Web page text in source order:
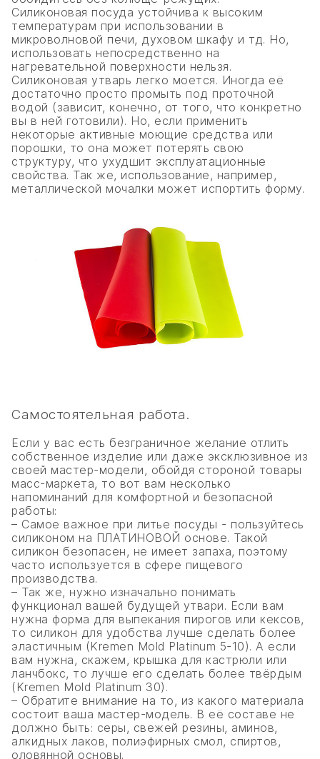
Силиконовая посуда устойчива к высоким
температурам при использовании в
микроволновой печи, духовом шкафу и тд. Но,
использовать непосредственно на
нагревательной поверхности нельзя.
Силиконовая утварь легко моется. Иногда её
достаточно просто промыть под проточной
водой (зависит, конечно, от того, что конкретно
вы в ней готовили). Но, если применить
некоторые активные моющие средства или
порошки, то она может потерять свою
структуру, что ухудшит эксплуатационные
свойства. Так же, использование, например,
металлической мочалки может испортить форму.
Самостоятельная работа.
Если у вас есть безграничное желание отлить
собственное изделие или даже эксклюзивное из
своей мастер-модели, обойдя стороной товары
масс-маркета, то вот вам несколько
напоминаний для комфортной и безопасной
работы:
– Самое важное при литье посуды - пользуйтесь
силиконом на ПЛАТИНОВОЙ основе. Такой
силикон безопасен, не имеет запаха, поэтому
часто используется в сфере пищевого
производства.
– Так же, нужно изначально понимать
функционал вашей будущей утвари. Если вам
нужна форма для выпекания пирогов или кексов,
то силикон для удобства лучше сделать более
эластичным (Kremen Mold Platinum 5-10). А если
вам нужна, скажем, крышка для кастрюли или
ланчбокс, то лучше его сделать более твёрдым
(Kremen Mold Platinum 30).
– Обратите внимание на то, из какого материала
состоит ваша мастер-модель. В её составе не
должно быть: серы, свежей резины, аминов,
алкидных лаков, полиэфирных смол, спиртов,
оловянной основы.